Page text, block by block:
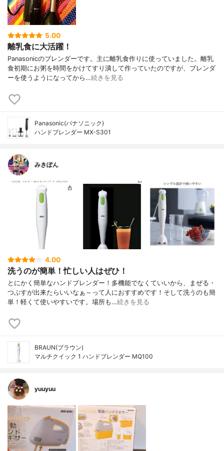
5.00
離乳食に大活躍！
Panasonicのブレンダーです。主に離乳食作りに使っていました。離乳
食初期にお粥を時間をかけてすり潰して作っていたのですが、ブレンダ
ーを使うようになってから…続きを見る
Panasonic(パナソニック)
ハンドブレンダー MX-S301
みきぽん
4.00
洗うのが簡単！忙しい人はぜひ！
とにかく簡単なハンドブレンダー！多機能でなくていいから、まぜる・
つぶすが出来たらいいなぁ～って人におすすめです！そして洗うのも簡
単！軽くて使いやすいです。場所も…続きを見る
BRAUN(ブラウン)
マルチクイック 1 ハンドブレンダー MQ100
yuuyuu